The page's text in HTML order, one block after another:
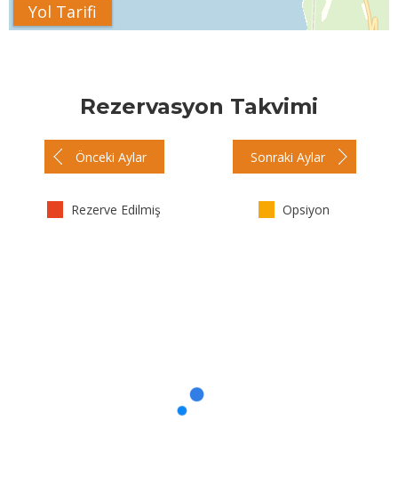
Yol Tarifi
Rezervasyon Takvimi
Önceki Aylar Sonraki Aylar
Rezerve Edilmiş Opsiyon